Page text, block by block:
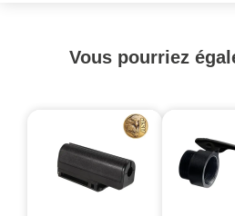
Vous pourriez